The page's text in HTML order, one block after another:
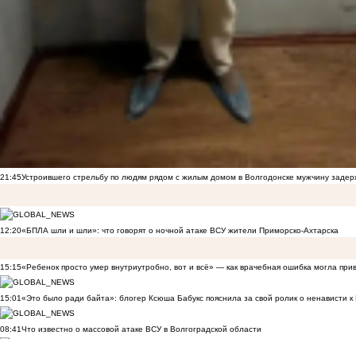
21:45Устроившего стрельбу по людям рядом с жилым домом в Волгодонске мужчину
12:20«БПЛА шли и шли»: что говорят о ночной атаке ВСУ жители Приморско-Ахтарска
15:15«Ребенок просто умер внутриутробно, вот и всё» — как врачебная ошибка могла
15:01«Это было ради байта»: блогер Ксюша Бабукс пояснила за свой ролик о ненависти
08:41Что известно о массовой атаке ВСУ в Волгоградской области